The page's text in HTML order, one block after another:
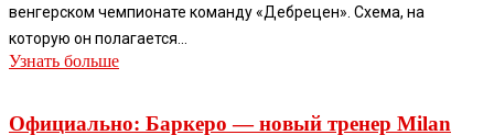
венгерском чемпионате команду «Дебрецен». Схема, на
которую он полагается...
Узнать больше
Официально: Баркеро — новый тренер Milan